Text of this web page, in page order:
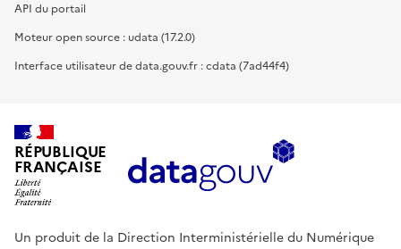
API du portail
Moteur open source : udata (17.2.0)
Interface utilisateur de data.gouv.fr : cdata (7ad44f4)
RÉPUBLIQUE
FRANÇAISE
Un produit de la Direction Interministérielle du Numérique